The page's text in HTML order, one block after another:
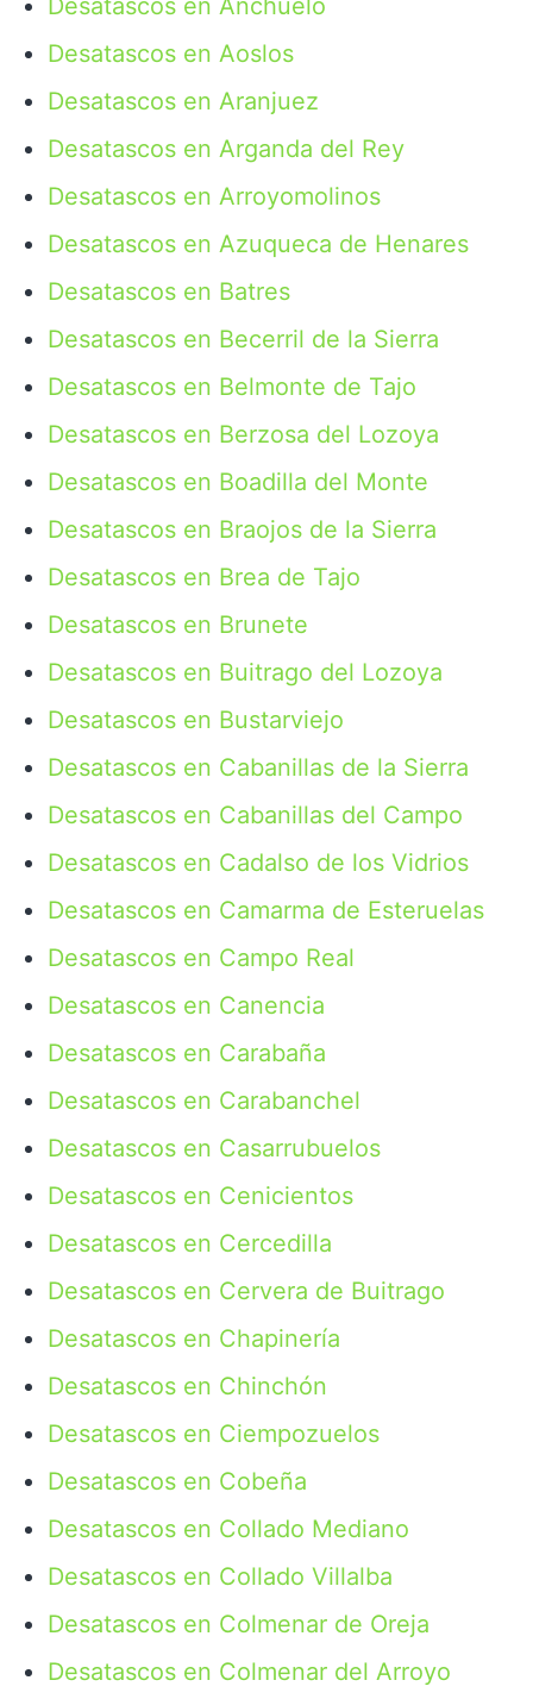
Desatascos en Anchuelo
Desatascos en Aoslos
Desatascos en Aranjuez
Desatascos en Arganda del Rey
Desatascos en Arroyomolinos
Desatascos en Azuqueca de Henares
Desatascos en Batres
Desatascos en Becerril de la Sierra
Desatascos en Belmonte de Tajo
Desatascos en Berzosa del Lozoya
Desatascos en Boadilla del Monte
Desatascos en Braojos de la Sierra
Desatascos en Brea de Tajo
Desatascos en Brunete
Desatascos en Buitrago del Lozoya
Desatascos en Bustarviejo
Desatascos en Cabanillas de la Sierra
Desatascos en Cabanillas del Campo
Desatascos en Cadalso de los Vidrios
Desatascos en Camarma de Esteruelas
Desatascos en Campo Real
Desatascos en Canencia
Desatascos en Carabaña
Desatascos en Carabanchel
Desatascos en Casarrubuelos
Desatascos en Cenicientos
Desatascos en Cercedilla
Desatascos en Cervera de Buitrago
Desatascos en Chapinería
Desatascos en Chinchón
Desatascos en Ciempozuelos
Desatascos en Cobeña
Desatascos en Collado Mediano
Desatascos en Collado Villalba
Desatascos en Colmenar de Oreja
Desatascos en Colmenar del Arroyo